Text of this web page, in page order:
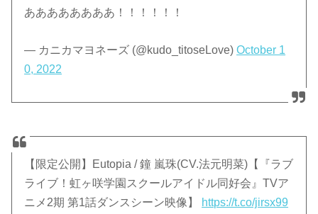
ああああああああ！！！！！！
— カニカマヨネーズ (@kudo_titoseLove)October 1
0, 2022
【限定公開】Eutopia / 鐘 嵐珠(CV.法元明菜)【『ラブ
ライブ！虹ヶ咲学園スクールアイドル同好会』TVア
ニメ2期 第1話ダンスシーン映像】
https://t.co/jirsx99